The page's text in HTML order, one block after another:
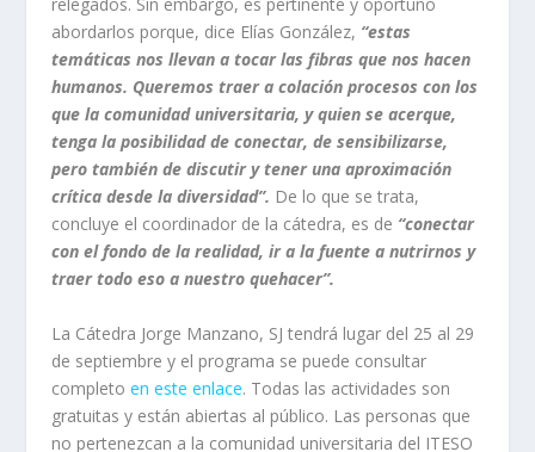
relegados. Sin embargo, es pertinente y oportuno
abordarlos porque, dice Elías González, “estas
temáticas nos llevan a tocar las fibras que nos hacen
humanos. Queremos traer a colación procesos con los
que la comunidad universitaria, y quien se acerque,
tenga la posibilidad de conectar, de sensibilizarse,
pero también de discutir y tener una aproximación
crítica desde la diversidad”. De lo que se trata,
concluye el coordinador de la cátedra, es de “conectar
con el fondo de la realidad, ir a la fuente a nutrirnos y
traer todo eso a nuestro quehacer”.
La Cátedra Jorge Manzano, SJ tendrá lugar del 25 al 29
de septiembre y el programa se puede consultar
completo en este enlace. Todas las actividades son
gratuitas y están abiertas al público. Las personas que
no pertenezcan a la comunidad universitaria del ITESO